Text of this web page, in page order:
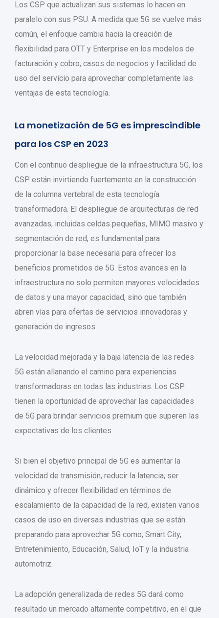
Los CSP que actualizan sus sistemas lo hacen en
paralelo con sus PSU. A medida que 5G se vuelve más
común, el enfoque cambia hacia la creación de
flexibilidad para OTT y Enterprise en los modelos de
facturación y cobro, casos de negocios y facilidad de
uso del servicio para aprovechar completamente las
ventajas de esta tecnología.
La monetización de 5G es imprescindible
para los CSP en 2023
Con el continuo despliegue de la infraestructura 5G, los
CSP están invirtiendo fuertemente en la construcción
de la columna vertebral de esta tecnología
transformadora. El despliegue de arquitecturas de red
avanzadas, incluidas celdas pequeñas, MIMO masivo y
segmentación de red, es fundamental para
proporcionar la base necesaria para ofrecer los
beneficios prometidos de 5G. Estos avances en la
infraestructura no solo permiten mayores velocidades
de datos y una mayor capacidad, sino que también
abren vías para ofertas de servicios innovadoras y
generación de ingresos.
La velocidad mejorada y la baja latencia de las redes
5G están allanando el camino para experiencias
transformadoras en todas las industrias. Los CSP
tienen la oportunidad de aprovechar las capacidades
de 5G para brindar servicios premium que superen las
expectativas de los clientes.
Si bien el objetivo principal de 5G es aumentar la
velocidad de transmisión, reducir la latencia, ser
dinámico y ofrecer flexibilidad en términos de
escalamiento de la capacidad de la red, existen varios
casos de uso en diversas industrias que se están
preparando para aprovechar 5G como; Smart City,
Entretenimiento, Educación, Salud, IoT y la industria
automotriz.
La adopción generalizada de redes 5G dará como
resultado un mercado altamente competitivo, en el que